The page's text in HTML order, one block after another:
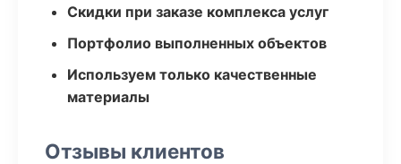
Скидки при заказе комплекса услуг
Портфолио выполненных объектов
Используем только качественные
материалы
Отзывы клиентов